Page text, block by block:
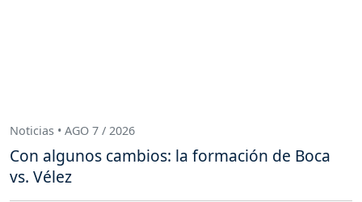
Noticias • AGO 7 / 2026
Con algunos cambios: la formación de Boca
vs. Vélez